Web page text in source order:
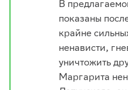
В
показаны
крайне
ненависти,
уничтожить
Маргарита